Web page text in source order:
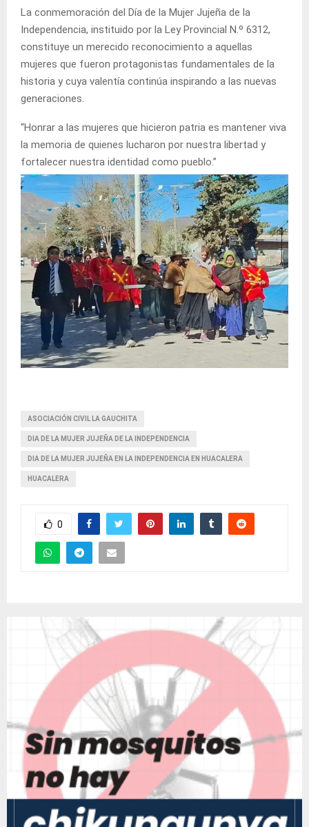
La conmemoración del Día de la Mujer Jujeña de la
Independencia, instituido por la Ley Provincial N.º 6312,
constituye un merecido reconocimiento a aquellas
mujeres que fueron protagonistas fundamentales de la
historia y cuya valentía continúa inspirando a las nuevas
generaciones.
“Honrar a las mujeres que hicieron patria es mantener viva
la memoria de quienes lucharon por nuestra libertad y
fortalecer nuestra identidad como pueblo.”
ASOCIACIÓN CIVIL LA GAUCHITA
DIA DE LA MUJER JUJEÑA DE LA INDEPENDENCIA
DIA DE LA MUJER JUJEÑA EN LA INDEPENDENCIA EN HUACALERA
HUACALERA
0